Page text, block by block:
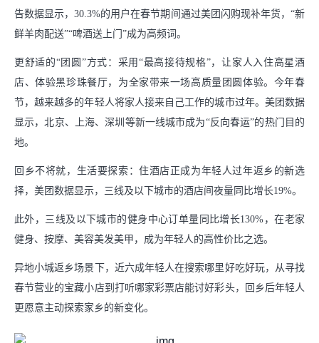
告数据显示，30.3%的用户在春节期间通过美团闪购现补年货，“新
鲜羊肉配送”“啤酒送上门”成为高频词。
更舒适的“团圆”方式：采用“最高接待规格”，让家人入住高星酒
店、体验黑珍珠餐厅，为全家带来一场高质量团圆体验。今年春
节，越来越多的年轻人将家人接来自己工作的城市过年。美团数据
显示，北京、上海、深圳等新一线城市成为“反向春运”的热门目的
地。
回乡不将就，生活要探索：住酒店正成为年轻人过年返乡的新选
择，美团数据显示，三线及以下城市的酒店间夜量同比增长19%。
此外，三线及以下城市的健身中心订单量同比增长130%，在老家
健身、按摩、美容美发美甲，成为年轻人的高性价比之选。
异地小城返乡场景下，近六成年轻人在搜索哪里好吃好玩，从寻找
春节营业的宝藏小店到打听哪家彩票店能讨好彩头，回乡后年轻人
更愿意主动探索家乡的新变化。